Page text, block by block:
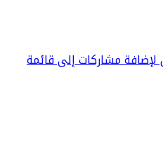
مشاركات إلى قائمة